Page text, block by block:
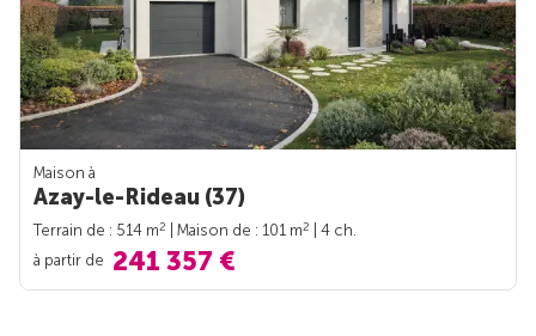
Maison à
Azay-le-Rideau (37)
Terrain de : 514 m2 | Maison de : 101 m2
| 4 ch.
à partir de 241 357 €